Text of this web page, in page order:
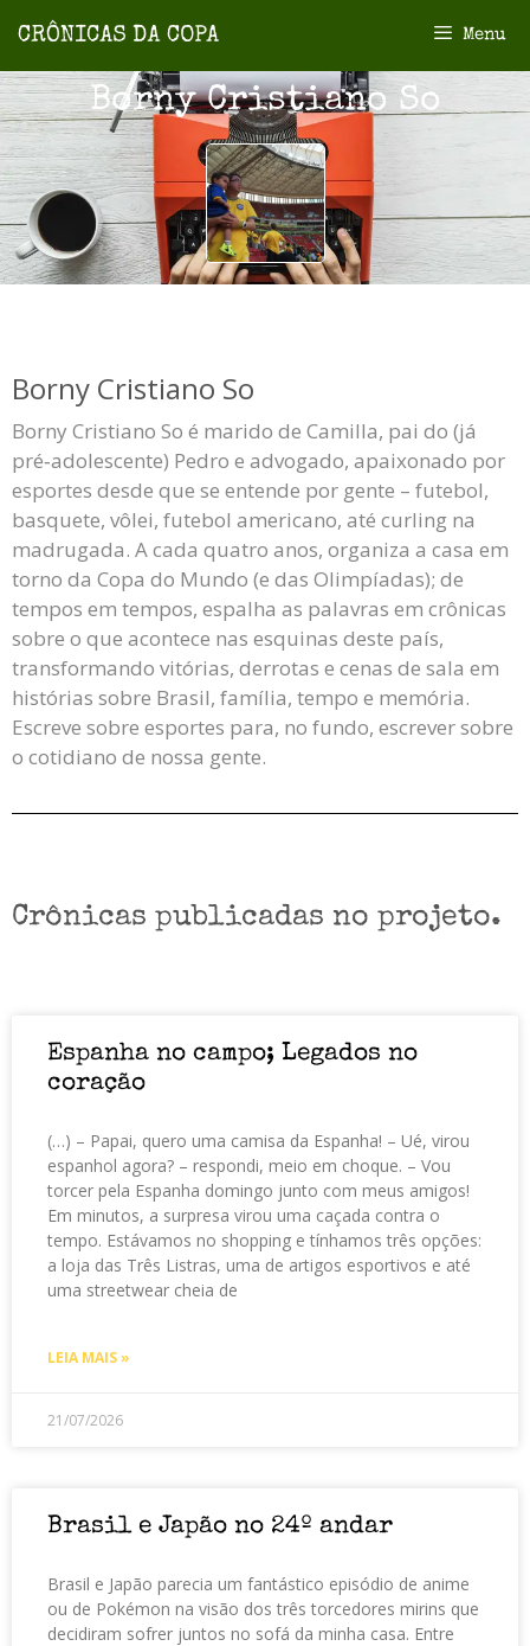
Menu
Borny Cristiano So
Borny Cristiano So
Borny Cristiano So é marido de Camilla, pai do (já
pré‑adolescente) Pedro e advogado, apaixonado por
esportes desde que se entende por gente – futebol,
basquete, vôlei, futebol americano, até curling na
madrugada. A cada quatro anos, organiza a casa em
torno da Copa do Mundo (e das Olimpíadas); de
tempos em tempos, espalha as palavras em crônicas
sobre o que acontece nas esquinas deste país,
transformando vitórias, derrotas e cenas de sala em
histórias sobre Brasil, família, tempo e memória.
Escreve sobre esportes para, no fundo, escrever sobre
o cotidiano de nossa gente.
Crônicas publicadas no projeto.
Espanha no campo; Legados no
coração
(…) – Papai, quero uma camisa da Espanha! – Ué, virou
espanhol agora? – respondi, meio em choque. – Vou
torcer pela Espanha domingo junto com meus amigos!
Em minutos, a surpresa virou uma caçada contra o
tempo. Estávamos no shopping e tínhamos três opções:
a loja das Três Listras, uma de artigos esportivos e até
uma streetwear cheia de
LEIA MAIS »
21/07/2026
Brasil e Japão no 24º andar
Brasil e Japão parecia um fantástico episódio de anime
ou de Pokémon na visão dos três torcedores mirins que
decidiram sofrer juntos no sofá da minha casa. Entre